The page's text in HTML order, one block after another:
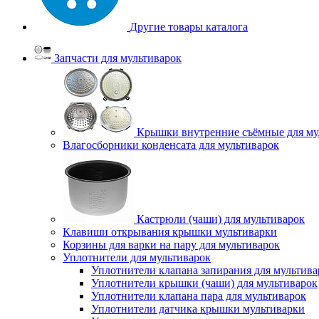
Другие товары каталога
Запчасти для мультиварок
Крышки внутренние съёмные для
Влагосборники конденсата для мультиварок
Кастрюли (чаши) для мультиварок
Клавиши открывания крышки мультиварки
Корзины для варки на пару для мультиварок
Уплотнители для мультиварок
Уплотнители клапана запирания для
Уплотнители крышки (чаши) для мультиварок
Уплотнители клапана пара для мультиварок
Уплотнители датчика крышки мультиварки